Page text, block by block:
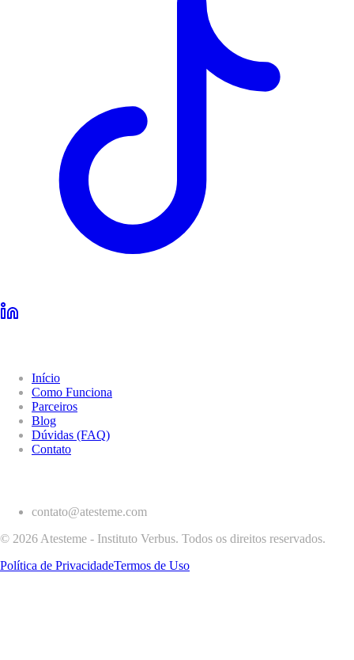
Início
Como Funciona
Parceiros
Blog
Dúvidas (FAQ)
Contato
contato@atesteme.com
© 2026 Atesteme - Instituto Verbus. Todos os direitos reservados.
Política de PrivacidadeTermos de Uso